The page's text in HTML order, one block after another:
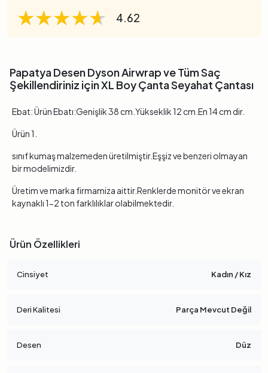
★★★★★
★★★★★
★★★★★ 4.62
Papatya Desen Dyson Airwrap ve Tüm Saç
Şekillendiriniz için XL Boy Çanta Seyahat Çantası
Ebat: Ürün Ebatı:Genişlik 38 cm.Yükseklik 12 cm.En 14 cm dir.
Ürün 1.
sınıf kumaş malzemeden üretilmiştir.Eşşiz ve benzeri olmayan
bir modelimizdir.
Üretim ve marka firmamiza aittir.Renklerde monitör ve ekran
kaynaklı 1-2 ton farklılıklar olabilmektedir.
Ürün Özellikleri
Cinsiyet Kadın / Kız
Deri Kalitesi Parça Mevcut Değil
Desen Düz